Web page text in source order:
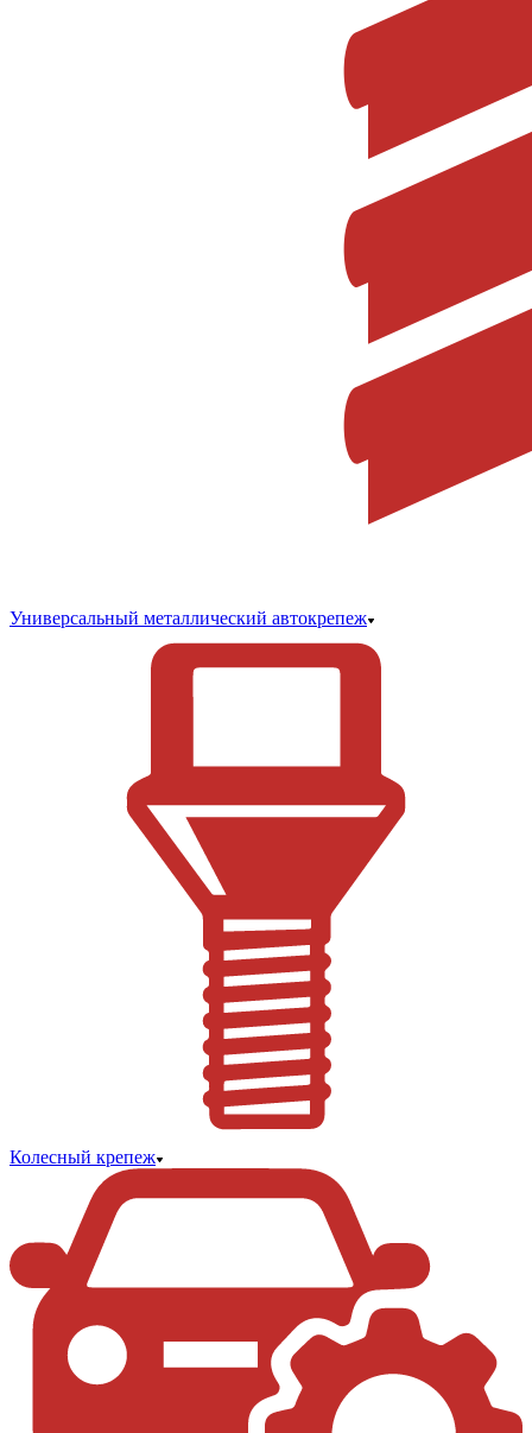
Универсальный металлический автокрепеж
Колесный крепеж